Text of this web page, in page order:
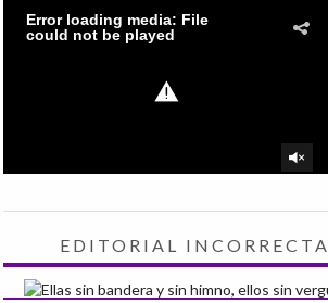
EDITORIAL INCORRECTA